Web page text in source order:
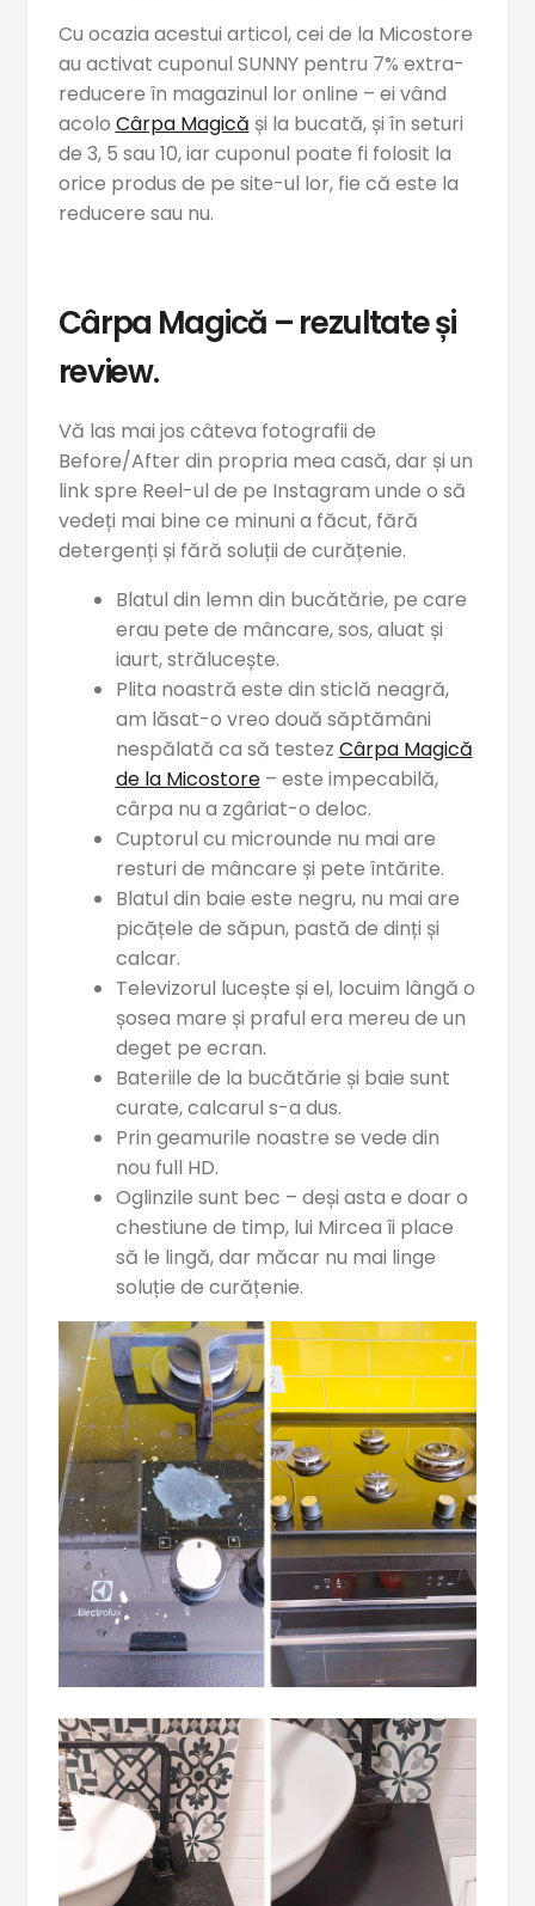
Cu ocazia acestui articol, cei de la Micostore
au activat cuponul SUNNY pentru 7% extra-
reducere în magazinul lor online – ei vând
acolo Cârpa Magică și la bucată, și în seturi
de 3, 5 sau 10, iar cuponul poate fi folosit la
orice produs de pe site-ul lor, fie că este la
reducere sau nu.
Cârpa Magică – rezultate și
review.
Vă las mai jos câteva fotografii de
Before/After din propria mea casă, dar și un
link spre Reel-ul de pe Instagram unde o să
vedeți mai bine ce minuni a făcut, fără
detergenți și fără soluții de curățenie.
Blatul din lemn din bucătărie, pe care
erau pete de mâncare, sos, aluat și
iaurt, strălucește.
Plita noastră este din sticlă neagră,
am lăsat-o vreo două săptămâni
nespălată ca să testez Cârpa Magică
de la Micostore– este impecabilă,
cârpa nu a zgâriat-o deloc.
Cuptorul cu microunde nu mai are
resturi de mâncare și pete întărite.
Blatul din baie este negru, nu mai are
picățele de săpun, pastă de dinți și
calcar.
Televizorul lucește și el, locuim lângă o
șosea mare și praful era mereu de un
deget pe ecran.
Bateriile de la bucătărie și baie sunt
curate, calcarul s-a dus.
Prin geamurile noastre se vede din
nou full HD.
Oglinzile sunt bec – deși asta e doar o
chestiune de timp, lui Mircea îi place
să le lingă, dar măcar nu mai linge
soluție de curățenie.